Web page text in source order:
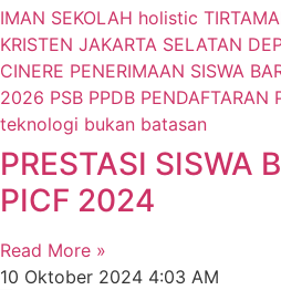
PRESTASI SISWA
PICF 2024
Read More »
10 Oktober 2024 4:03 AM